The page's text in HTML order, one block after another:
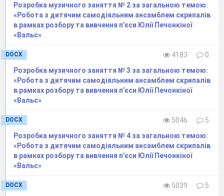
Розробка музичного заняття № 2 за загальною темою:
«Робота з дитячим самодіяльним ансамблем скрипалів
в рамках розбору та вивчення п’єси Юлії Печонкіної
«Вальс»
DOCX 4183
0
Розробка музичного заняття № 3 за загальною темою:
«Робота з дитячим самодіяльним ансамблем скрипалів
в рамках розбору та вивчення п’єси Юлії Печонкіної
«Вальс»
DOCX 5046
5
Розробка музичного заняття № 4 за загальною темою:
«Робота з дитячим самодіяльним ансамблем скрипалів
в рамках розбору та вивчення п’єси Юлії Печонкіної
«Вальс»
DOCX 5039
5